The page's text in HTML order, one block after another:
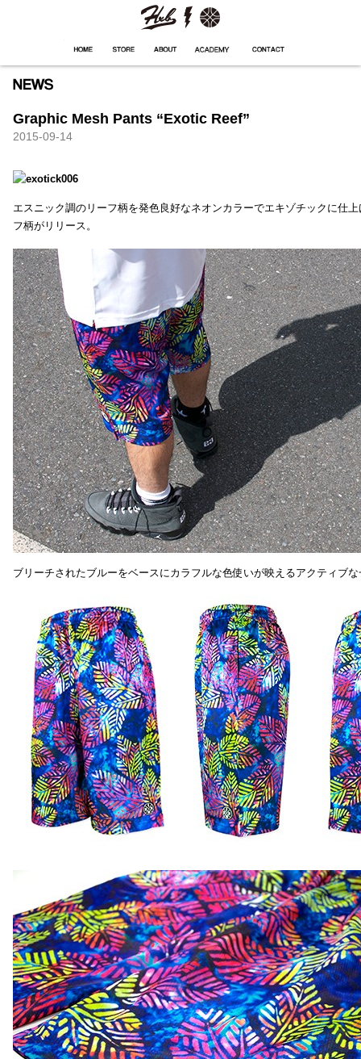
Graphic Mesh Pants “Exotic Reef”
2015-09-14
エスニック調のリーフ柄を発色良好なネオンカラーでエキゾチックに仕
フ柄がリリース。
ブリーチされたブルーをベースにカラフルな色使いが映えるアクティブ